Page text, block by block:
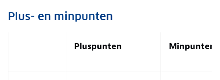
Plus- en minpunten
Pluspunten Minpunten